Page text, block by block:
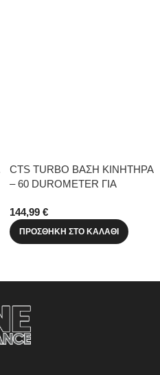
CTS TURBO ΒΑΣΗ ΚΙΝΗΤΗΡΑ
– 60 DUROMETER ΓΙΑ
CYL
144,99 €
ΠΡΟΣΘΉΚΗ ΣΤΟ ΚΑΛΆΘΙ